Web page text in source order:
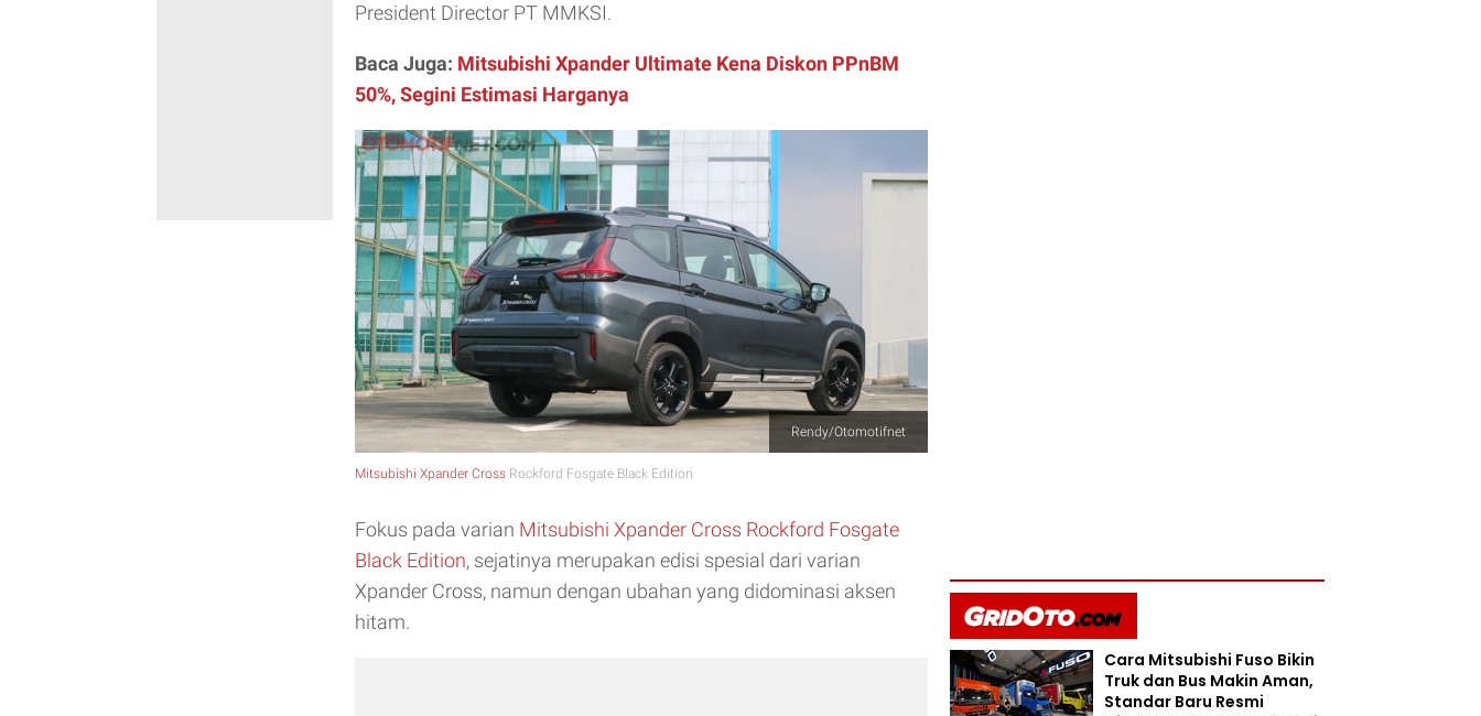
President Director PT MMKSI.
Baca Juga: Mitsubishi Xpander Ultimate Kena Diskon PPnBM
50%, Segini Estimasi Harganya
Rendy/Otomotifnet
Mitsubishi Xpander Cross Rockford Fosgate Black Edition
Fokus pada varian Mitsubishi Xpander Cross Rockford Fosgate
Black Edition, sejatinya merupakan edisi spesial dari varian
Xpander Cross, namun dengan ubahan yang didominasi aksen
hitam.
Cara Mitsubishi Fuso Bikin
Truk dan Bus Makin Aman,
Standar Baru Resmi